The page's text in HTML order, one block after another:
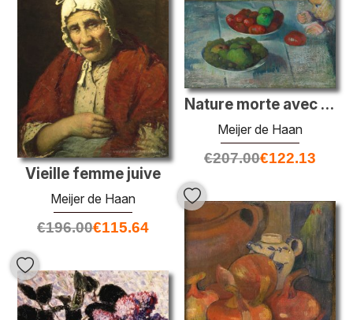
Nature morte avec un profil de Mimi
Meijer de Haan
€207.00€122.13
Vieille femme juive
Meijer de Haan
€196.00€115.64